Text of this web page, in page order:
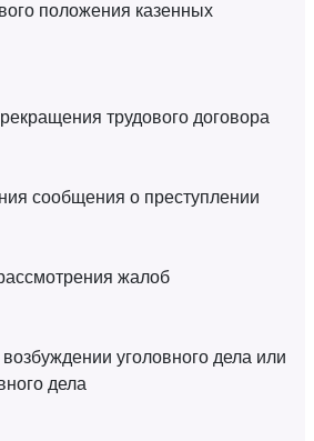
положения казенных
трудового договора
сообщения о преступлении
жалоб
уголовного дела или
дела